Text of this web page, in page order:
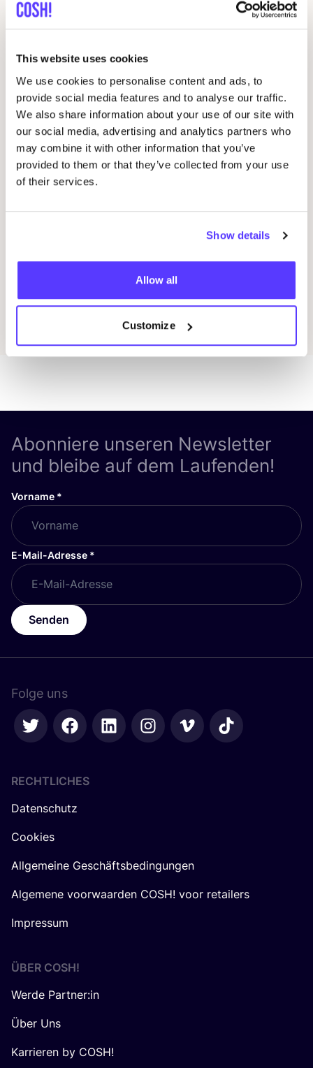
This website uses cookies
We use cookies to personalise content and ads, to
provide social media features and to analyse our traffic.
We also share information about your use of our site with
our social media, advertising and analytics partners who
may combine it with other information that you’ve
provided to them or that they’ve collected from your use
of their services.
Show details
Allow all
Customize
07 AUG
fyksin Shop-Event
Im Regestall 46, Hamburg, Germany 22359
fyksin Atelier
PreviousNext
Entdecke alle Veranstaltungen
Abonniere unseren Newsletter
und bleibe auf dem Laufenden!
Vorname *
E-Mail-Adresse *
Senden
Folge uns
RECHTLICHES
Datenschutz
Cookies
Allgemeine Geschäftsbedingungen
Algemene voorwaarden COSH! voor retailers
Impressum
ÜBER COSH!
Werde Partner:in
Über Uns
Karrieren by COSH!